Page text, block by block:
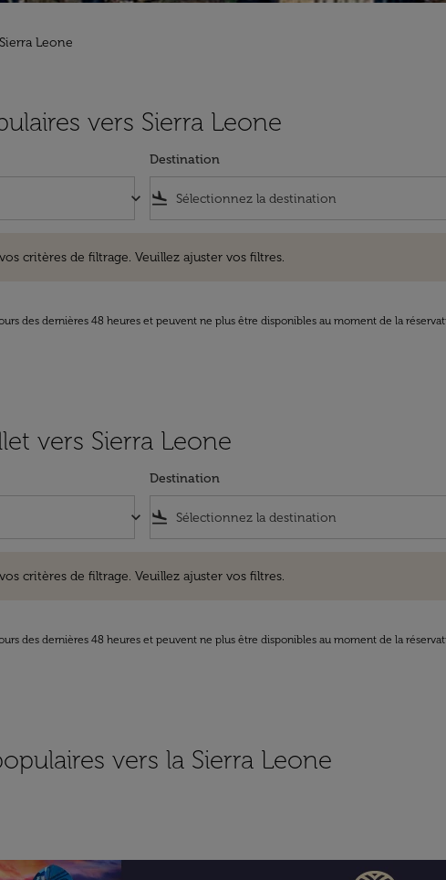
Leone
vers Sierra Leone
keyboard_arrow_down
Destination
flight_land
critères de filtrage. Veuillez ajuster vos filtres.
des dernières 48 heures et peuvent ne plus être disponibles au moment de la
vers Sierra Leone
keyboard_arrow_down
Destination
flight_land
critères de filtrage. Veuillez ajuster vos filtres.
des dernières 48 heures et peuvent ne plus être disponibles au moment de la
vers la Sierra Leone